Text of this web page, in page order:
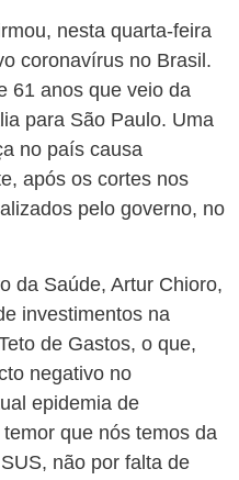
nesta quarta-feira
coronavírus no Brasil.
61 anos que veio da
para São Paulo. Uma
no país causa
após os cortes nos
pelo governo, no
da Saúde, Artur Chioro,
investimentos na
de Gastos, o que,
negativo no
epidemia de
que nós temos da
não por falta de